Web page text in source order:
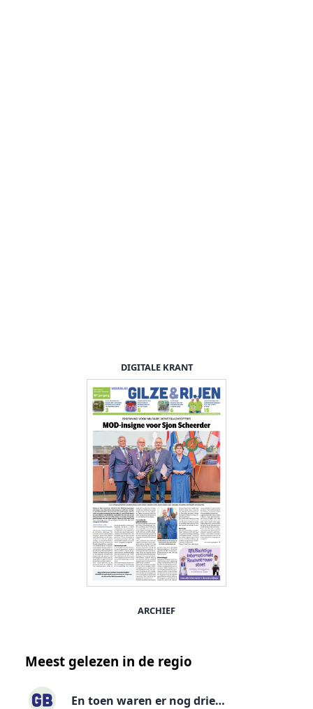
DIGITALE KRANT
ARCHIEF
Meest gelezen in de regio
En toen waren er nog drie…